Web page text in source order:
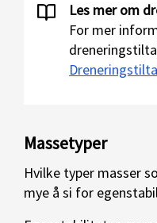
Les mer om
For mer
Massetyper
Hvilke typer masser
mye å si for